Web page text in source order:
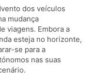
dos veículos
mudança
viagens. Embora a
esteja no horizonte,
se para a
nas suas